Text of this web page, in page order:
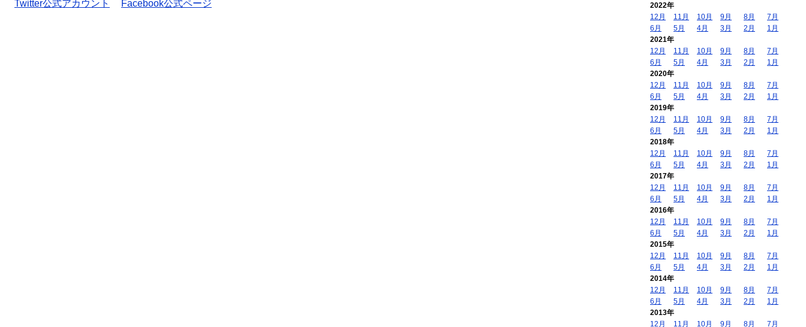
Twitter公式アカウント
Facebook公式ページ
2022年
12月
11月 10月 9月 8月
7月
6月
5月 4月 3月 2月
1月
2021年
12月
11月 10月 9月 8月
7月
6月
5月 4月 3月 2月
1月
2020年
12月
11月 10月 9月 8月
7月
6月
5月 4月 3月 2月
1月
2019年
12月
11月 10月 9月 8月
7月
6月
5月 4月 3月 2月
1月
2018年
12月
11月 10月 9月 8月
7月
6月
5月 4月 3月 2月
1月
2017年
12月
11月 10月 9月 8月
7月
6月
5月 4月 3月 2月
1月
2016年
12月
11月 10月 9月 8月
7月
6月
5月 4月 3月 2月
1月
2015年
12月
11月 10月 9月 8月
7月
6月
5月 4月 3月 2月
1月
2014年
12月
11月 10月 9月 8月
7月
6月
5月 4月 3月 2月
1月
2013年
12月
11月 10月 9月 8月 7月